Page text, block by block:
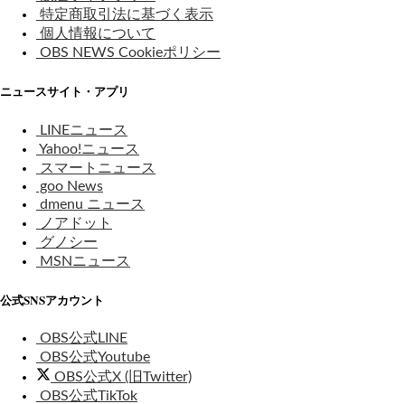
特定商取引法に基づく表示
個人情報について
OBS NEWS Cookieポリシー
ニュースサイト・アプリ
LINEニュース
Yahoo!ニュース
スマートニュース
goo News
dmenu ニュース
ノアドット
グノシー
MSNニュース
公式SNSアカウント
OBS公式LINE
OBS公式Youtube
OBS公式X (旧Twitter)
OBS公式TikTok